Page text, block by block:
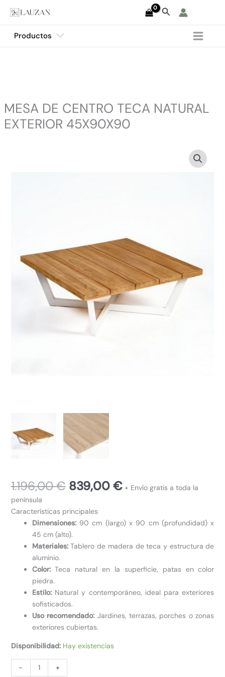
Buscar
Productos
MESA DE CENTRO TECA NATURAL
EXTERIOR 45X90X90
1.196,00€ El
precio
original
era:
1.196,00 €.
839,00€El
precio
es:
839,00 €.
+ Envío gratis a toda la
península
Características principales
Dimensiones:90 cm (largo) x 90 cm (profundidad) x
45 cm (alto).
Materiales:Tablero de madera de teca y estructura de
aluminio.
Color:Teca natural en la superficie, patas en color
piedra.
Estilo:Natural y contemporáneo, ideal para exteriores
sofisticados.
Uso recomendado: Jardines, terrazas, porches o zonas
exteriores cubiertas.
Disponibilidad: Hay existencias
- +